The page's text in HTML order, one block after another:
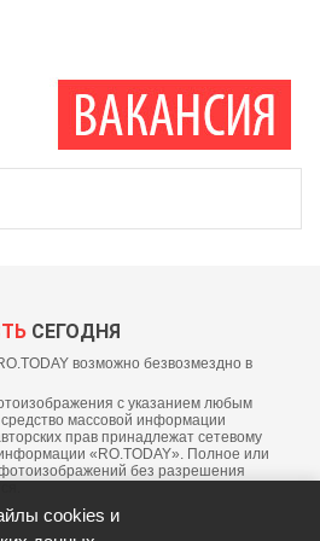
СЕГОДНЯ
возможно безвозмездно в
с указанием любым
массовой информации
прав принадлежат сетевому
«RO.TODAY». Полное или
без разрешения
cookies и